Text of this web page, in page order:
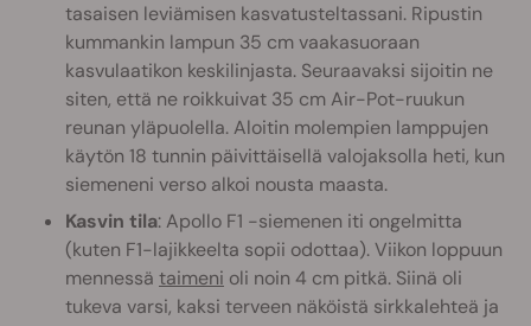
tasaisen leviämisen kasvatusteltassani. Ripustin
kummankin lampun 35 cm vaakasuoraan
kasvulaatikon keskilinjasta. Seuraavaksi sijoitin ne
siten, että ne roikkuivat 35 cm Air-Pot-ruukun
reunan yläpuolella. Aloitin molempien lamppujen
käytön 18 tunnin päivittäisellä valojaksolla heti, kun
siemeneni verso alkoi nousta maasta.
Kasvin tila: Apollo F1 -siemenen iti ongelmitta
(kuten F1-lajikkeelta sopii odottaa). Viikon loppuun
mennessä taimeni oli noin 4 cm pitkä. Siinä oli
tukeva varsi, kaksi terveen näköistä sirkkalehteä ja